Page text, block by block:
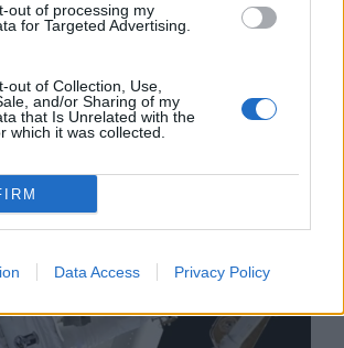
out of processing my
for Targeted Advertising.
out of Collection, Use,
and/or Sharing of my
that Is Unrelated with the
which it was collected.
Data Access Privacy Policy
интелект за първи път
жизнеспособни вируси